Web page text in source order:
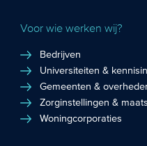
Voor wie werken wij?
Bedrijven
Universiteiten &
Gemeenten &
Zorginstellingen &
Woningcorporaties